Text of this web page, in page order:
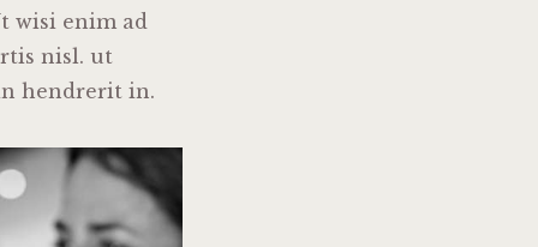
wisi enim ad
nisl. ut
hendrerit in.